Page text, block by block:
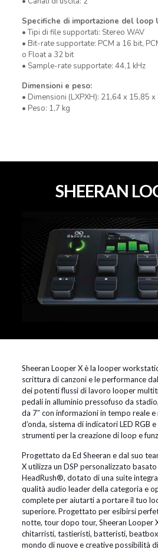
Specifiche di importazione del loop
• Tipi di file supportati: Stereo WAV
• Bit-rate supportate: PCM a 16 bit,
o Float a 32 bit
• Sample-rate supportate: 44,1 kHz
Dimensioni e peso:
• Dimensioni (LXPXH): 21,64 x 15,85 x
• Peso: 1,7 kg
SHEERAN
Sheeran Looper X è la looper
scrittura di canzoni e le performance
dei potenti flussi di lavoro looper
pedali in alluminio pressofuso da
da 7″ con informazioni in tempo reale
d’onda, sistema di indicatori LED RGB
strumenti per la creazione di loop e
Progettato da Ed Sheeran e dal suo
X utilizza un DSP personalizzato
HeadRush®, dotato di una suite
qualità audio leader della categoria e
complete per aiutarti a portare il tuo
superiore. Progettato per esibirsi
notte, tour dopo tour, Sheeran Looper
chitarristi, tastieristi, batteristi,
mondo di nuove e creative possibilità